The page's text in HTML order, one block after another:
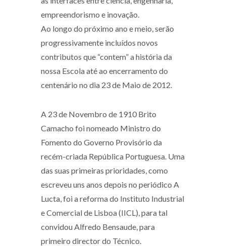
empreendorismo e inovação.
Ao longo do próximo ano e meio, serão
progressivamente incluídos novos
contributos que “contem” a história da
nossa Escola até ao encerramento do
centenário no dia 23 de Maio de 2012.
A 23 de Novembro de 1910 Brito
Camacho foi nomeado Ministro do
Fomento do Governo Provisório da
recém-criada República Portuguesa. Uma
das suas primeiras prioridades, como
escreveu uns anos depois no periódico A
Lucta, foi a reforma do Instituto Industrial
e Comercial de Lisboa (IICL), para tal
convidou Alfredo Bensaude, para
primeiro director do Técnico.